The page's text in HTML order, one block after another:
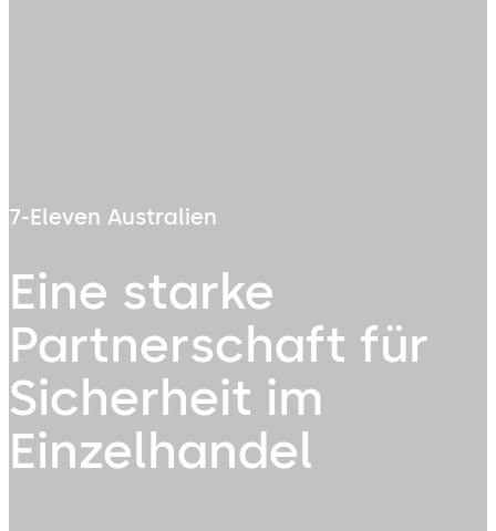
7-Eleven Australien
Eine starke
Partnerschaft für
Sicherheit im
Einzelhandel